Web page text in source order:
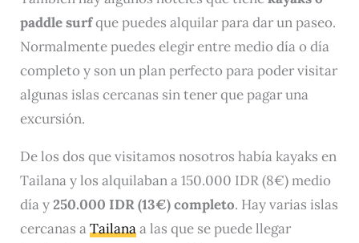
paddle surfque puedes alquilar para dar un paseo.
Normalmente puedes elegir entre medio día o día
completo y son un plan perfecto para poder visitar
algunas islas cercanas sin tener que pagar una
excursión.
De los dos que visitamos nosotros había kayaks en
Tailana y los alquilaban a 150.000 IDR (8€) medio
día y250.000 IDR (13€) completo. Hay varias islas
cercanas aTailanaa las que se puede llegar